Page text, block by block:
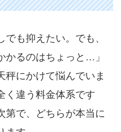
でも抑えたい。でも、
かるのはちょっと…」
秤にかけて悩んでいま
く違う料金体系です
第で、どちらが本当に